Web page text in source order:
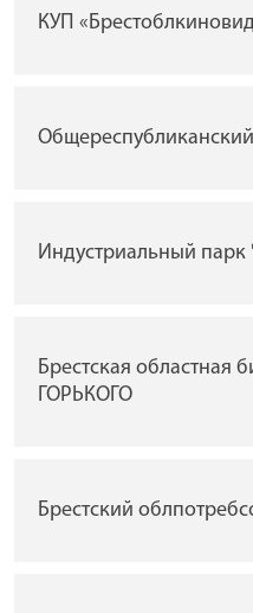
КУП
Индустриальный
Брестская областная
ГОРЬКОГО
Брестский